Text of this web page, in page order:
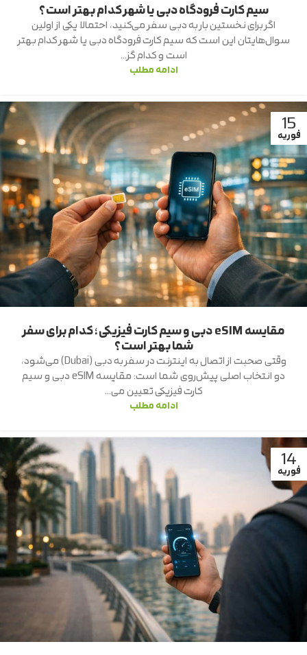
سیم کارت فرودگاه دبی یا شهر کدام بهتر است؟
اگر برای نخستین بار به دبی سفر می‌کنید، احتمالا یکی از اولین
سوال‌هایتان این است که سیم کارت فرودگاه دبی یا شهر کدام بهتر
است و کدام گز...
ادامه مطلب
15
فوریه
مقایسه eSIM دبی و سیم کارت فیزیکی؛ کدام برای سفر
شما بهتر است؟
وقتی صحبت از اتصال به اینترنت در سفر به دبی (Dubai) می‌شود،
دو انتخاب اصلی پیش‌روی شما است: مقایسه eSIM دبی و سیم
کارت فیزیکی تعیین می‌...
ادامه مطلب
14
فوریه